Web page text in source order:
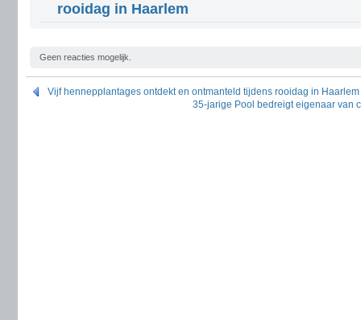
rooidag in Haarlem
Geen reacties mogelijk.
Vijf hennepplantages ontdekt en ontmanteld tijdens rooidag in Haarlem
35-jarige Pool bedreigt eigenaar van